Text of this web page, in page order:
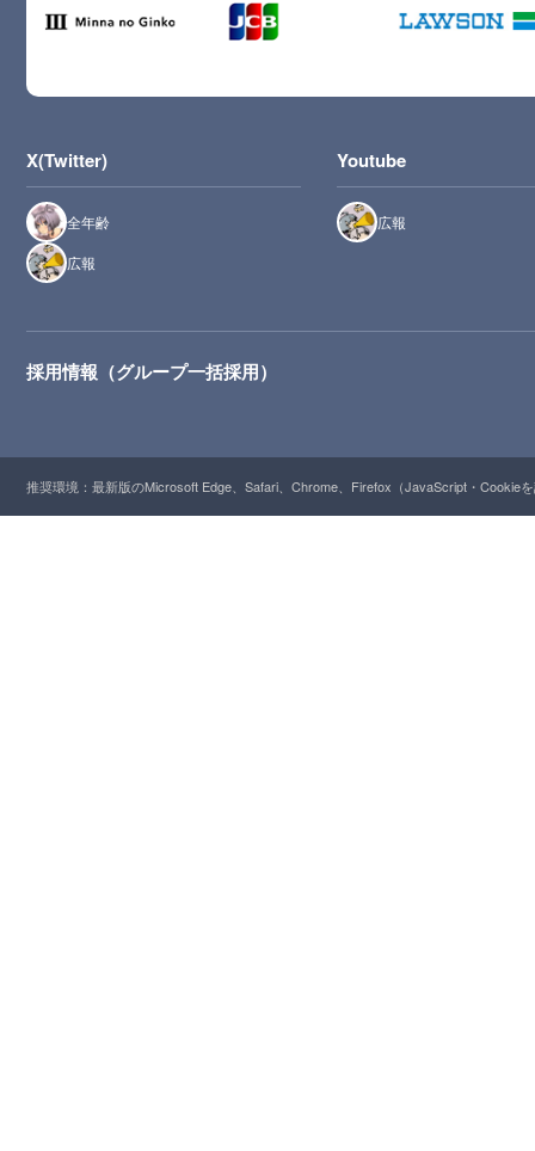
X(Twitter)
全年齢
広報
Youtube
広報
採用情報（グループ一括採用）
推奨環境：最新版のMicrosoft Edge、Safari、Chrome、Firefox（JavaScript・Cookie